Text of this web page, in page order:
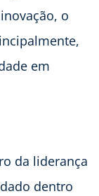
o
em
da liderança
dentro